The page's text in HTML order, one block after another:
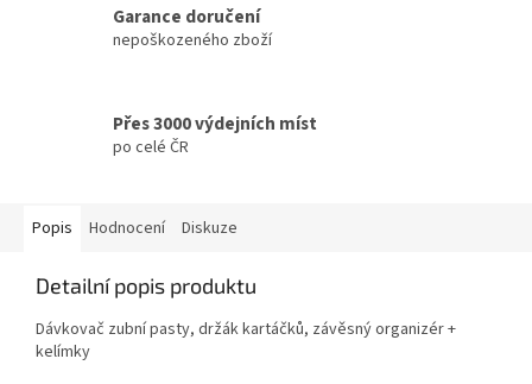
Garance doručení
nepoškozeného zboží
Přes 3000 výdejních míst
po celé ČR
Popis Hodnocení Diskuze
Detailní popis produktu
Dávkovač zubní pasty, držák kartáčků, závěsný organizér +
kelímky